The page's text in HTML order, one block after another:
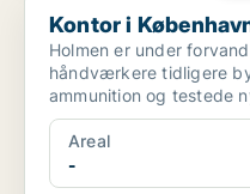
Kontor i
Holmen er under
håndværkere tidligere
ammunition og testede
helt ny bydel...
Areal
-